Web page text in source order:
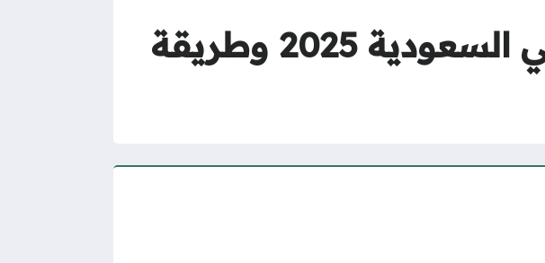
كم رسوم نقل كفالة عاملة منزلية في السعودية 2025 وطريقة